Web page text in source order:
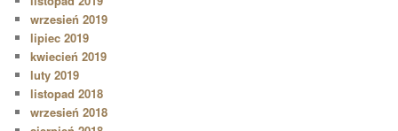
wrzesień 2019
lipiec 2019
kwiecień 2019
luty 2019
listopad 2018
wrzesień 2018